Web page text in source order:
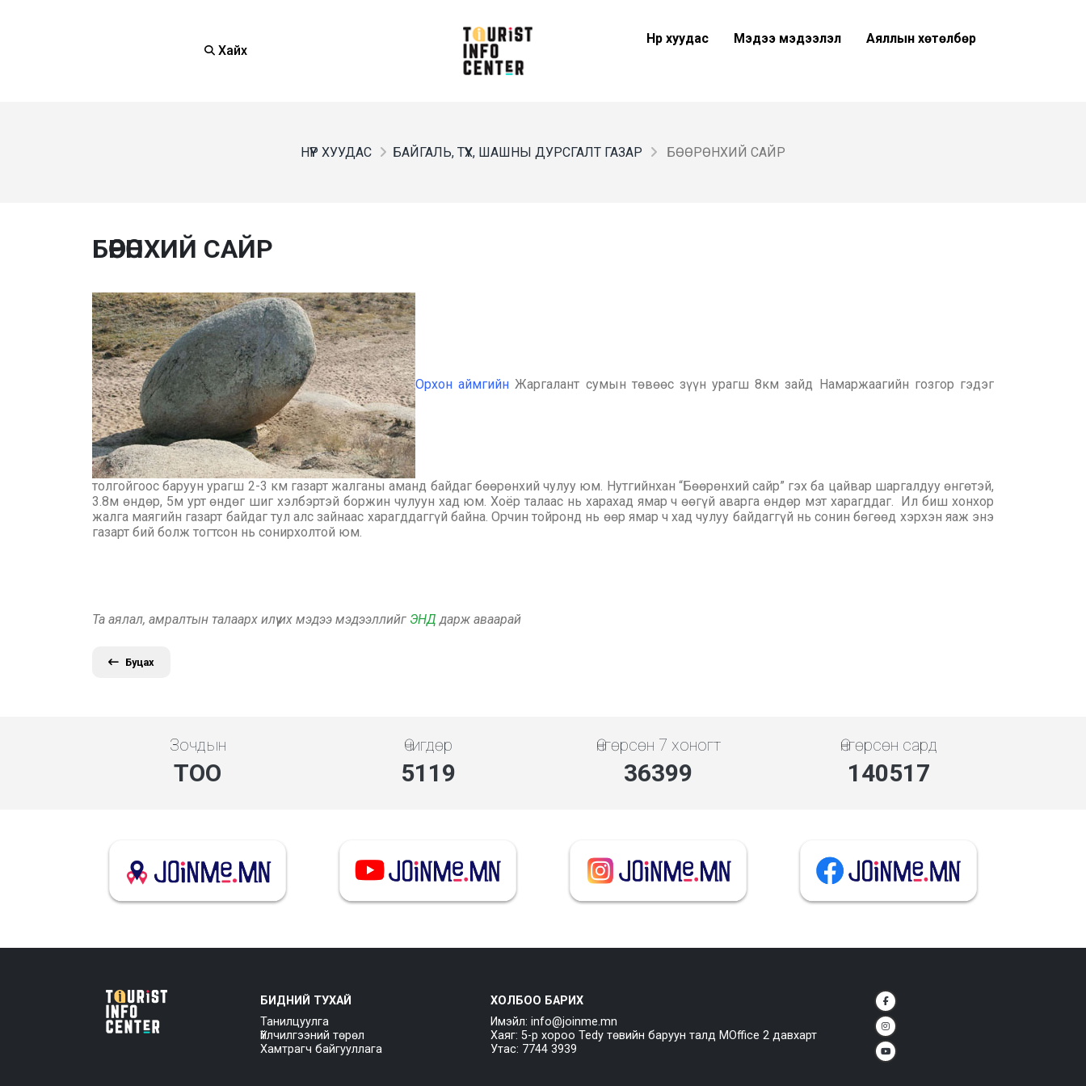
Хайх
Нүүр хуудас Мэдээ мэдээлэл Аяллын хөтөлбөр
НҮҮР ХУУДАС БАЙГАЛЬ, ТҮҮХ, ШАШНЫ ДУРСГАЛТ ГАЗАР БӨӨРӨНХИЙ САЙР
БӨӨРӨНХИЙ САЙР
Орхон аймгийн Жаргалант сумын төвөөс зүүн урагш 8км зайд Намаржаагийн гозгор гэдэг
толгойгоос баруун урагш 2-3 км газарт жалганы аманд байдаг бөөрөнхий чулуу юм. Нутгийнхан “Бөөрөнхий сайр” гэх ба цайвар шаргалдуу өнгөтэй,
3.8м өндөр, 5м урт өндөг шиг хэлбэртэй боржин чулуун хад юм. Хоёр талаас нь харахад ямар ч өөгүй аварга өндөр мэт харагддаг. Ил биш хонхор
жалга маягийн газарт байдаг тул алс зайнаас харагддаггүй байна. Орчин тойронд нь өөр ямар ч хад чулуу байдаггүй нь сонин бөгөөд хэрхэн яаж энэ
газарт бий болж тогтсон нь сонирхолтой юм.
Та аялал, амралтын талаарх илүү их мэдээ мэдээллийг ЭНД дарж аваарай
Буцах
Зочдын
ТОО
Өчигдөр
5119
Өнгөрсөн 7 хоногт
36399
Өнгөрсөн сард
140517
БИДНИЙ ТУХАЙ
Танилцуулга
Үйлчилгээний төрөл
Хамтрагч байгууллага
ХОЛБОО БАРИХ
Имэйл: info@joinme.mn
Хаяг: 5-р хороо Tedy төвийн баруун талд MOffice 2 давхарт
Утас: 7744 3939